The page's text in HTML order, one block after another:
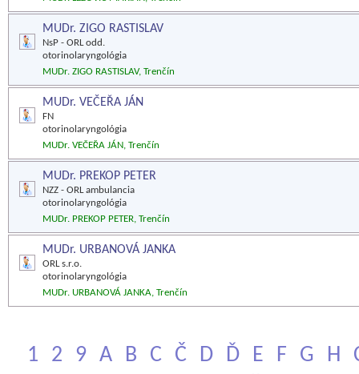
MUDr. ZIGO RASTISLAV
NsP - ORL odd.
otorinolaryngológia
MUDr. ZIGO RASTISLAV, Trenčín
MUDr. VEČEŘA JÁN
FN
otorinolaryngológia
MUDr. VEČEŘA JÁN, Trenčín
MUDr. PREKOP PETER
NZZ - ORL ambulancia
otorinolaryngológia
MUDr. PREKOP PETER, Trenčín
MUDr. URBANOVÁ JANKA
ORL s.r.o.
otorinolaryngológia
MUDr. URBANOVÁ JANKA, Trenčín
1 2 9 A B C Č D Ď E F G H